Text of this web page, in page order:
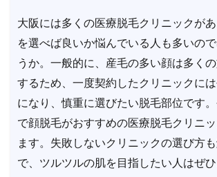
大阪には多くの医療脱毛クリニックが
を選べば良いか悩んでいる人も多いの
うか。一般的に、産毛の多い顔は多く
するため、一度契約したクリニックに
になり、慎重に選びたい脱毛部位です
で顔脱毛がおすすめの医療脱毛クリニ
ます。失敗しないクリニックの選び方
で、ツルツルの肌を目指したい人はぜ